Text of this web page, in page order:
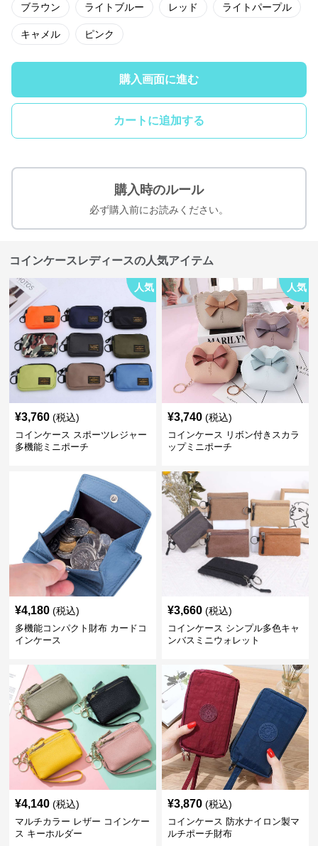
ブラウン ライトブルー レッド ライトパープル
キャメル ピンク
購入画面に進む
カートに追加する
購入時のルール
必ず購入前にお読みください。
コインケースレディースの人気アイテム
人気
¥3,760 (税込)
コインケース スポーツレジャー
多機能ミニポーチ
人気
¥3,740 (税込)
コインケース リボン付きスカラ
ップミニポーチ
¥4,180 (税込)
多機能コンパクト財布 カードコ
インケース
¥3,660 (税込)
コインケース シンプル多色キャ
ンバスミニウォレット
¥4,140 (税込)
マルチカラー レザー コインケー
ス キーホルダー
¥3,870 (税込)
コインケース 防水ナイロン製マ
ルチポーチ財布